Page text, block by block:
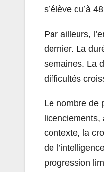
s’élève qu’à
Par ailleurs,
dernier. La
semaines. La
difficultés
Le nombre de
licenciements,
contexte, la
de
progression